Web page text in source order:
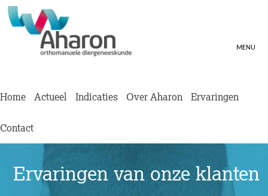
MENU
Home Actueel Indicaties Over Aharon Ervaringen
Contact
Ervaringen van onze klanten